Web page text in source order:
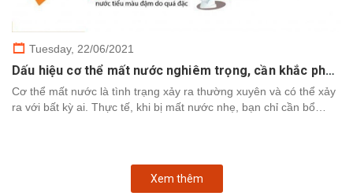
Tuesday, 22/06/2021
Dấu hiệu cơ thể mất nước nghiêm trọng, cần khắc phục nhanh chóng
Cơ thể mất nước là tình trạng xảy ra thường xuyên và có thể xảy
ra với bất kỳ ai. Thực tế, khi bị mất nước nhẹ, bạn chỉ cần bổ
Xem thêm